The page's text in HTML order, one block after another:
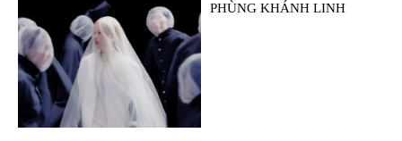
PHÙNG KHÁNH LINH